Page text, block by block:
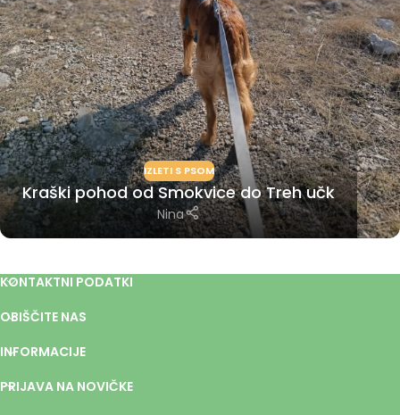
IZLETI S PSOM
Kraški pohod od Smokvice do Treh učk
Nina
KONTAKTNI PODATKI
OBIŠČITE NAS
INFORMACIJE
PRIJAVA NA NOVIČKE